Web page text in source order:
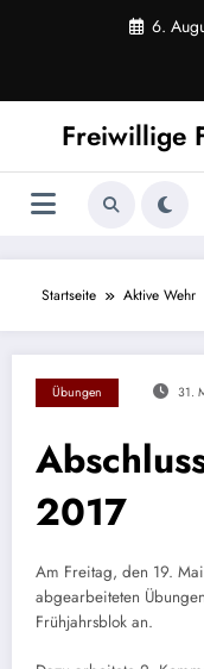
6.
Freiwillige
Startseite Aktive Wehr
Übungen 31.
2017
Am Freitag, den 19.
abgearbeiteten
Frühjahrsblok an.